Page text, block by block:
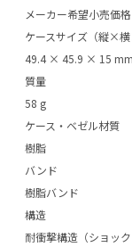
メーカー希望小売価
ケースサイズ（縦×横
49.4 × 45.9 × 15 mm
質量
58 g
ケース・ベゼル材質
樹脂
バンド
樹脂バンド
構造
耐衝撃構造（ショック